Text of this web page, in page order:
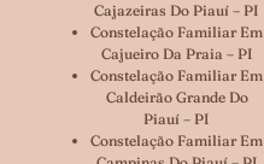
Cajazeiras Do Piauí – PI
Constelação Familiar Em
Cajueiro Da Praia – PI
Constelação Familiar Em
Caldeirão Grande Do
Piauí – PI
Constelação Familiar Em